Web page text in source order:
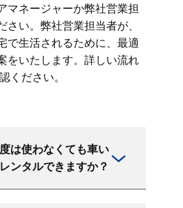
マネージャーか弊社営業担
さい。弊社営業担当者が、
で生活されるために、最適
をいたします。詳しい流れ
ください。
は使わなくても車い
ンタルできますか？